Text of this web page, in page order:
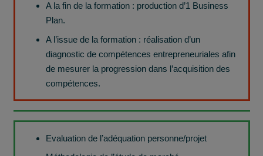
A la fin de la formation : production d’1 Business
Plan.
A l’issue de la formation : réalisation d’un
diagnostic de compétences entrepreneuriales afin
de mesurer la progression dans l’acquisition des
compétences.
Evaluation de l’adéquation personne/projet